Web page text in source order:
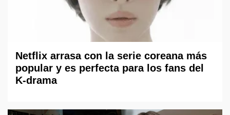
Netflix arrasa con la serie coreana más
popular y es perfecta para los fans del
K-drama